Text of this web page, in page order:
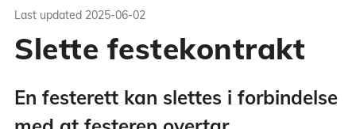
Last updated 2025-06-02
Slette festekontrakt
En festerett kan slettes i forbindelse